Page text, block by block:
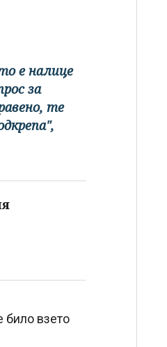
е налице
за
те
било взето